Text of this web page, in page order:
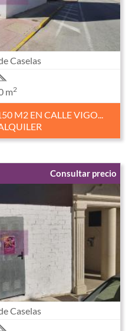
Caselas
m2
M2 EN CALLE VIGO...
Consultar precio
Caselas